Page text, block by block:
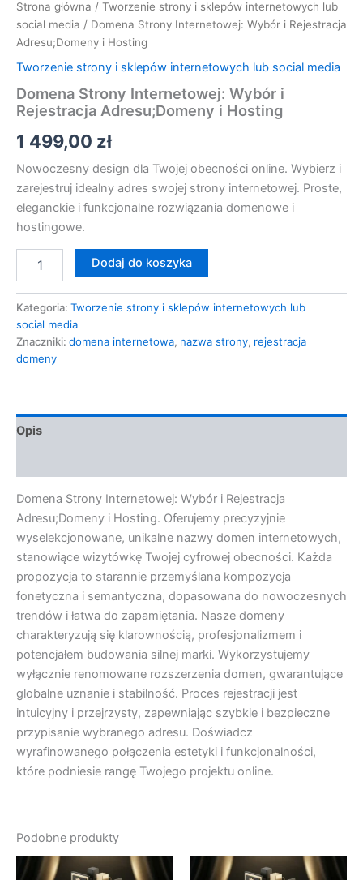
Strona główna / Tworzenie strony i sklepów internetowych lub
social media / Domena Strony Internetowej: Wybór i Rejestracja
Adresu;Domeny i Hosting
Tworzenie strony i sklepów internetowych lub social media
Domena Strony Internetowej: Wybór i
Rejestracja Adresu;Domeny i Hosting
1 499,00 zł
Nowoczesny design dla Twojej obecności online. Wybierz i
zarejestruj idealny adres swojej strony internetowej. Proste,
eleganckie i funkcjonalne rozwiązania domenowe i
hostingowe.
Dodaj do koszyka
Kategoria: Tworzenie strony i sklepów internetowych lub
social media
Znaczniki: domena internetowa, nazwa strony, rejestracja
domeny
Opis
Domena Strony Internetowej: Wybór i Rejestracja
Adresu;Domeny i Hosting. Oferujemy precyzyjnie
wyselekcjonowane, unikalne nazwy domen internetowych,
stanowiące wizytówkę Twojej cyfrowej obecności. Każda
propozycja to starannie przemyślana kompozycja
fonetyczna i semantyczna, dopasowana do nowoczesnych
trendów i łatwa do zapamiętania. Nasze domeny
charakteryzują się klarownością, profesjonalizmem i
potencjałem budowania silnej marki. Wykorzystujemy
wyłącznie renomowane rozszerzenia domen, gwarantujące
globalne uznanie i stabilność. Proces rejestracji jest
intuicyjny i przejrzysty, zapewniając szybkie i bezpieczne
przypisanie wybranego adresu. Doświadcz
wyrafinowanego połączenia estetyki i funkcjonalności,
które podniesie rangę Twojego projektu online.
Podobne produkty